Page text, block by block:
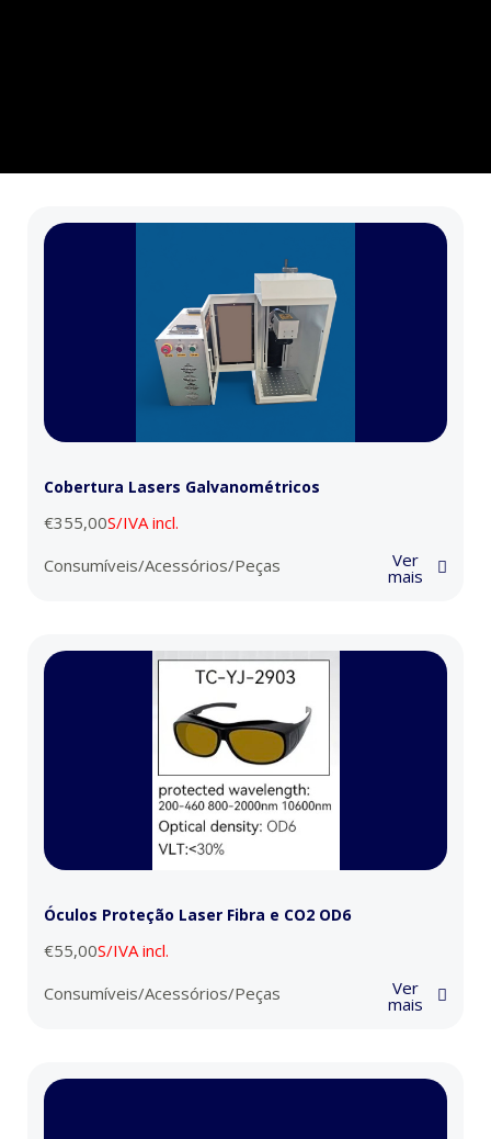
Cobertura Lasers Galvanométricos
€355,00S/IVA incl.
Consumíveis/Acessórios/Peças
Ver
mais
Óculos Proteção Laser Fibra e CO2 OD6
€55,00S/IVA incl.
Consumíveis/Acessórios/Peças
Ver
mais